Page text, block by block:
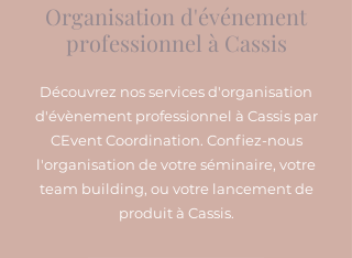
Organisation d'événement
professionnel à Cassis
Découvrez nos services d'organisation
d'évènement professionnel à Cassis par
CEvent Coordination. Confiez-nous
l'organisation de votre séminaire, votre
team building, ou votre lancement de
produit à Cassis.